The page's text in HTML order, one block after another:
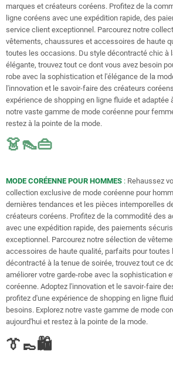
marques et créateurs coréens. Profitez de la
ligne coréens avec une expédition rapide, des
service client exceptionnel. Parcourez notre
vêtements, chaussures et accessoires de haute
toutes les occasions. Du style décontracté chic à
élégante, trouvez tout ce dont vous avez besoin
robe avec la sophistication et l'élégance de la
l'innovation et le savoir-faire des créateurs
expérience de shopping en ligne fluide et adaptée
notre vaste gamme de mode coréenne pour
restez à la pointe de la mode.
👗👠👜
MODE CORÉENNE POUR HOMMES : Rehaussez
collection exclusive de mode coréenne pour
dernières tendances et les pièces intemporelles
créateurs coréens. Profitez de la commodité des
avec une expédition rapide, des paiements
exceptionnel. Parcourez notre sélection de
accessoires de haute qualité, parfaits pour
décontracté à la tenue de soirée, trouvez tout ce
améliorer votre garde-robe avec la sophistication
coréenne. Adoptez l'innovation et le savoir-faire
profitez d'une expérience de shopping en ligne
besoins. Explorez notre vaste gamme de mode
aujourd'hui et restez à la pointe de la mode.
👔👞🛍️